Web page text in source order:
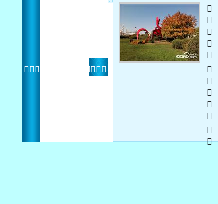
     